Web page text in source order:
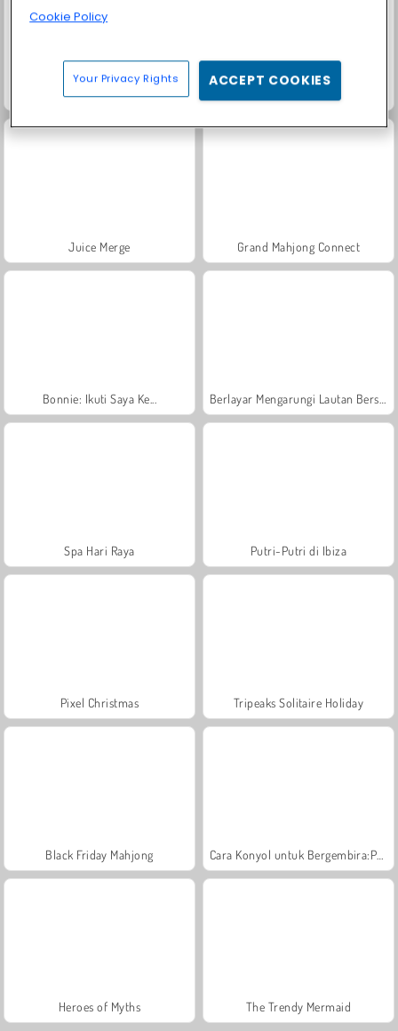
Royal Story
Juice Merge Grand Mahjong Connect
Bonnie: Ikuti Saya Ke...
Spa Hari Raya Putri-Putri di Ibiza
Pixel Christmas Tripeaks Solitaire Holiday
Black Friday Mahjong
Heroes of Myths The Trendy Mermaid
Cookie Policy
Your Privacy Rights ACCEPT COOKIES